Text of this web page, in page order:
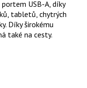
USB-A, díky
tabletů, chytrých
Díky širokému
také na cesty.